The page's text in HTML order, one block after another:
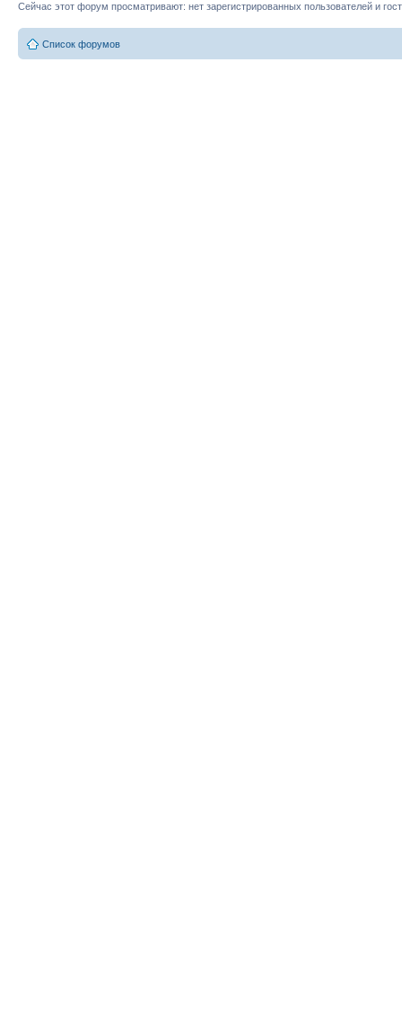
Сейчас этот форум просматривают: нет зарегистрированных пользователей и
Список форумов